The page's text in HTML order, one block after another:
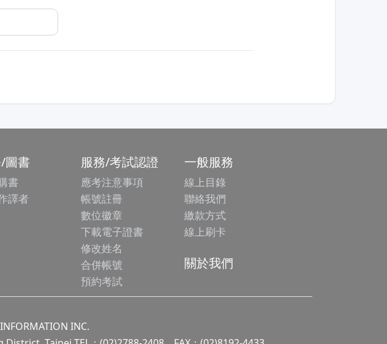
圖書
書
譯者
服務/考試認證
應考注意事項
帳號註冊
數位徽章
下載電子證書
修改姓名
合併帳號
預約考試
一般服務
線上目錄
聯絡我們
繳款方式
線上刷卡
關於我們
INC.